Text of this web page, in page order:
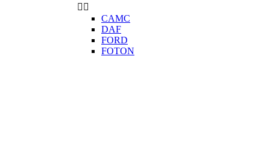
 
CAMC
DAF
FORD
FOTON